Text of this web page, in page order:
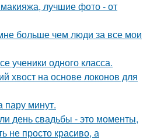
лучшие фото - от
больше чем люди за все мои
ученики одного класса.
хвост на основе локонов для
пару минут.
день свадьбы - это моменты,
не просто красиво, а